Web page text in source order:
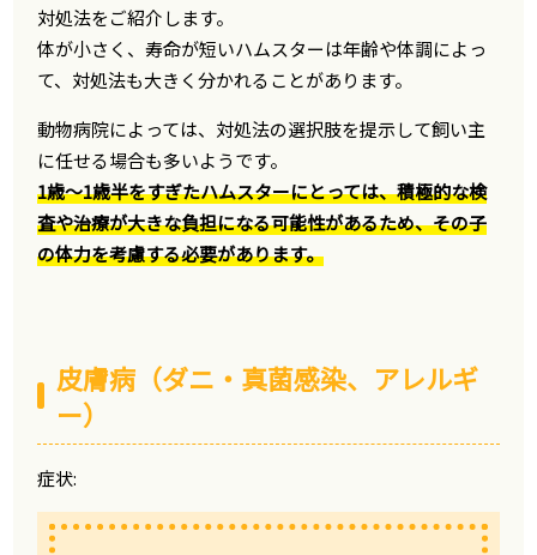
対処法をご紹介します。
体が小さく、寿命が短いハムスターは年齢や体調によっ
て、対処法も大きく分かれることがあります。
動物病院によっては、対処法の選択肢を提示して飼い主
に任せる場合も多いようです。
1歳〜1歳半をすぎたハムスターにとっては、積極的な検
査や治療が大きな負担になる可能性があるため、その子
の体力を考慮する必要があります。
皮膚病（ダニ・真菌感染、アレルギ
ー）
症状: